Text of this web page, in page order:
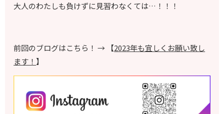
大人のわたしも負けずに見習わなくては…！！！
前回のブログはこちら！ → 【2023年も宜しくお願い致し
ます！】